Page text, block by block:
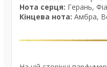
Нота серця: Герань,
Кінцева нота: Амбра,